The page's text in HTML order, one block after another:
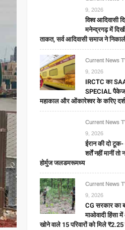
9, 2026
विश्व आदिवासी
मनेन्द्रगढ़ में
ताकत, सर्व आदिवासी समाज ने
Current News
9, 2026
IRCTC का
SPECIAL पैकेज,
महाकाल और ओंकारेश्वर के करिए
Current News
9, 2026
ईरान की दो
शर्तें नहीं मानीं
होर्मुज जलडमरूमध्य
Current News
9, 2026
CG सरकार का
माओवादी हिंसा
खोने वाले 15 परिवारों को मिले